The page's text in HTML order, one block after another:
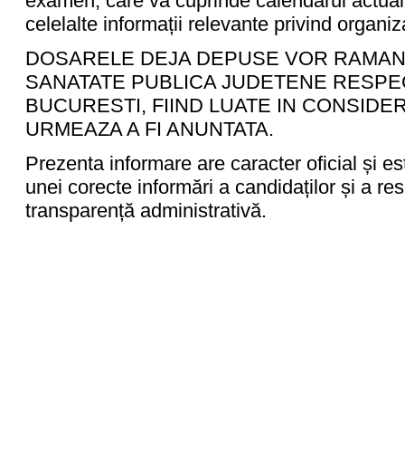
celelalte informații relevante privind
DOSARELE DEJA DEPUSE VOR
SANATATE PUBLICA JUDETENE
BUCURESTI, FIIND LUATE IN
URMEAZA A FI ANUNTATA.
Prezenta informare are caracter oficial și
unei corecte informări a candidaților și a
transparență administrativă.